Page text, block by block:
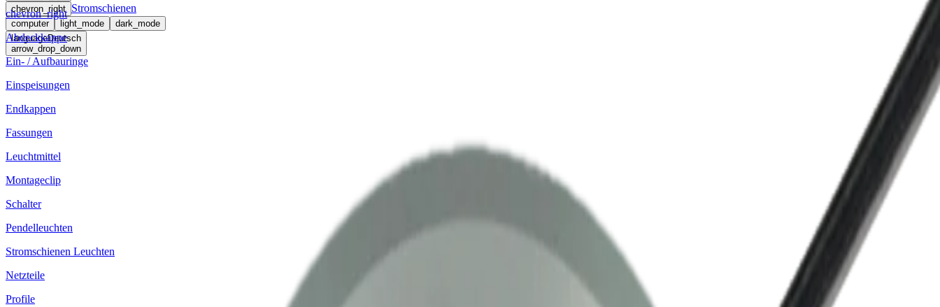
chevron_right Stromschienen
computer light_mode
dark_mode
languageDeutsch
arrow_drop_down
chevron_right
Abdeckkappe
Ein- / Aufbauringe
Einspeisungen
Endkappen
Fassungen
Leuchtmittel
Montageclip
Schalter
Pendelleuchten
Stromschienen Leuchten
Netzteile
Profile